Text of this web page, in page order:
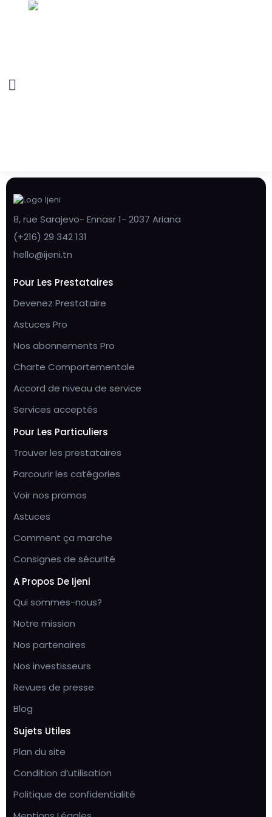
8, rue Sarajevo- Ennasr 1- 2037 Ariana
(+216) 29 342 131
hello@ijeni.tn
Pour Les Prestataires
Devenez Prestataire
Astuces Pro
Nos abonnements Pro
Charte Comportementale
Accord de niveau de service
Services acceptés
Pour Les Particuliers
Trouver les prestataires
Parcourir les catégories
Voir nos promos
Astuces
Comment ça marche
Consignes de sécurité
A Propos De Ijeni
Qui sommes-nous?
Notre mission
Nos partenaires
Nos investisseurs
Revues de presse
Blog
Sujets Utiles
Plan du site
Condition d’utilisation
Politique de confidentialité